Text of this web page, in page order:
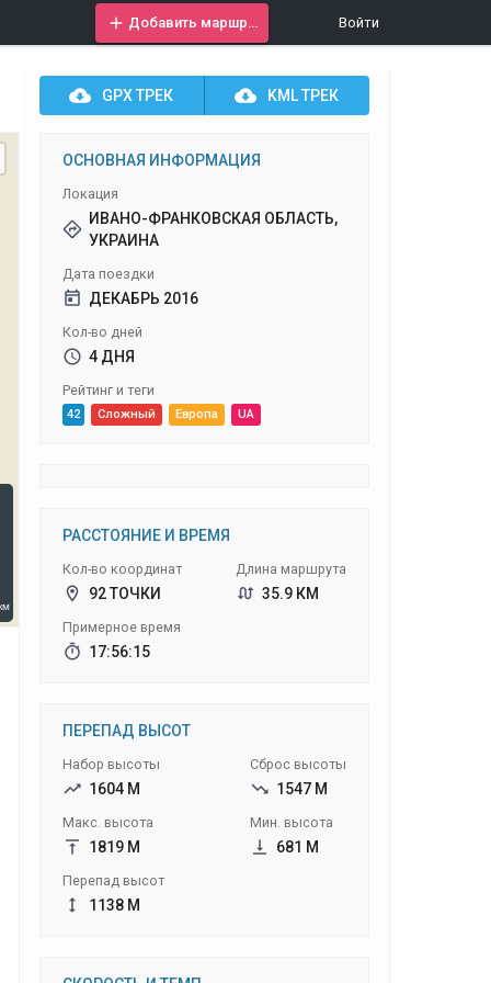
Войти
GPXТРЕК KMLТРЕК
ОСНОВНАЯ ИНФОРМАЦИЯ
Локация
ИВАНО-ФРАНКОВСКАЯ ОБЛАСТЬ,
УКРАИНА
Дата поездки
ДЕКАБРЬ 2016
Кол-во дней
4 ДНЯ
Рейтинг и теги
42 Сложный Европа UA
РАССТОЯНИЕ И ВРЕМЯ
Кол-во координат
92 ТОЧКИ
Примерное время
17:56:15
Длина маршрута
35.9 КМ
ПЕРЕПАД ВЫСОТ
Набор высоты
1604 М
Макс. высота
1819 М
Перепад высот
1138 М
Сброс высоты
1547 М
Мин. высота
681 М